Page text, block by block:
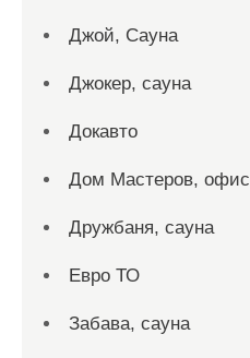
Джой, Сауна
Джокер, сауна
Докавто
Дом Мастеров, офис
Дружбаня, сауна
Евро ТО
Забава, сауна